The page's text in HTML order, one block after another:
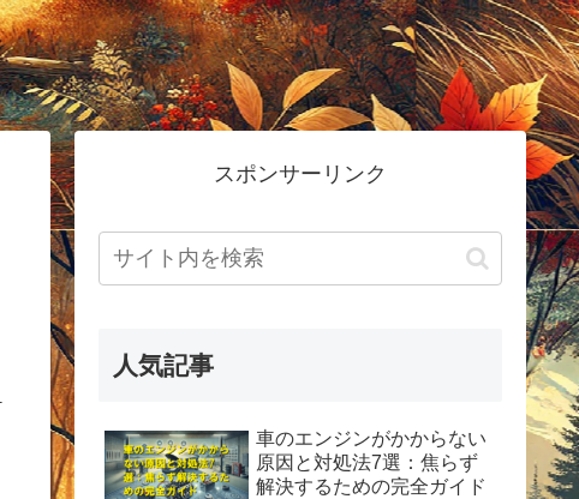
スポンサーリンク
人気記事
車のエンジンがかからない
原因と対処法7選：焦らず
解決するための完全ガイド